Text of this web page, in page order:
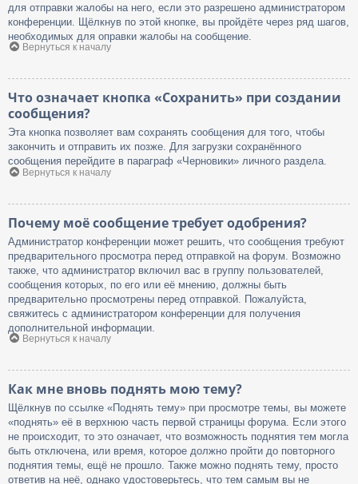
для отправки жалобы на него, если это разрешено администратором
конференции. Щёлкнув по этой кнопке, вы пройдёте через ряд шагов,
необходимых для оправки жалобы на сообщение.
Вернуться к началу
Что означает кнопка «Сохранить» при создании
сообщения?
Эта кнопка позволяет вам сохранять сообщения для того, чтобы
закончить и отправить их позже. Для загрузки сохранённого
сообщения перейдите в параграф «Черновики» личного раздела.
Вернуться к началу
Почему моё сообщение требует одобрения?
Администратор конференции может решить, что сообщения требуют
предварительного просмотра перед отправкой на форум. Возможно
также, что администратор включил вас в группу пользователей,
сообщения которых, по его или её мнению, должны быть
предварительно просмотрены перед отправкой. Пожалуйста,
свяжитесь с администратором конференции для получения
дополнительной информации.
Вернуться к началу
Как мне вновь поднять мою тему?
Щёлкнув по ссылке «Поднять тему» при просмотре темы, вы можете
«поднять» её в верхнюю часть первой страницы форума. Если этого
не происходит, то это означает, что возможность поднятия тем могла
быть отключена, или время, которое должно пройти до повторного
поднятия темы, ещё не прошло. Также можно поднять тему, просто
ответив на неё, однако удостоверьтесь, что тем самым вы не